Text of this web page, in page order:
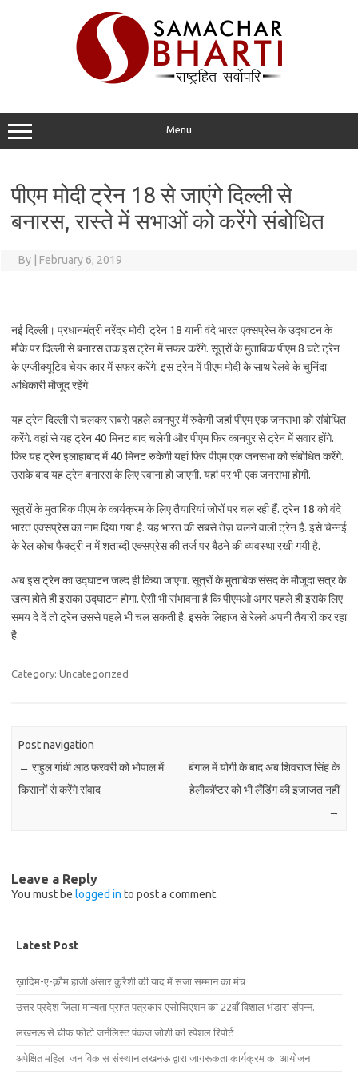
Menu
पीएम मोदी ट्रेन 18 से जाएंगे दिल्ली से
बनारस, रास्‍ते में सभाओं को करेंगे संबोधित
By February 6, 2019
नई दिल्ली। प्रधानमंत्री नरेंद्र मोदी ट्रेन 18 यानी वंदे भारत एक्‍सप्रेस के उद्घाटन के
मौके पर दिल्ली से बनारस तक इस ट्रेन में सफर करेंगे. सूत्रों के मुताबिक पीएम 8 घंटे ट्रेन
के एग्जीक्यूटिव चेयर कार में सफर करेंगे. इस ट्रेन में पीएम मोदी के साथ रेलवे के चुनिंदा
अधिकारी मौजूद रहेंगे.
यह ट्रेन दिल्ली से चलकर सबसे पहले कानपुर में रुकेगी जहां पीएम एक जनसभा को संबोधित
करेंगे. वहां से यह ट्रेन 40 मिनट बाद चलेगी और पीएम फिर कानपुर से ट्रेन में सवार होंगे.
फिर यह ट्रेन इलाहाबाद में 40 मिनट रुकेगी यहां फिर पीएम एक जनसभा को संबोधित करेंगे.
उसके बाद यह ट्रेन बनारस के लिए रवाना हो जाएगी. यहां पर भी एक जनसभा होगी.
सूत्रों के मुताबिक पीएम के कार्यक्रम के लिए तैयारियां जोरों पर चल रही हैं. ट्रेन 18 को वंदे
भारत एक्सप्रेस का नाम दिया गया है. यह भारत की सबसे तेज़ चलने वाली ट्रेन है. इसे चेन्नई
के रेल कोच फैक्ट्री न में शताब्दी एक्सप्रेस की तर्ज पर बैठने की व्यवस्था रखी गयी है.
अब इस ट्रेन का उद्घाटन जल्द ही किया जाएगा. सूत्रों के मुताबिक संसद के मौजूदा सत्र के
खत्म होते ही इसका उद्घाटन होगा. ऐसी भी संभावना है कि पीएमओ अगर पहले ही इसके लिए
समय दे दें तो ट्रेन उससे पहले भी चल सकती है. इसके लिहाज से रेलवे अपनी तैयारी कर रहा
है.
Category: Uncategorized
Post navigation
← राहुल गांधी आठ फरवरी को भोपाल में
किसानों से करेंगे संवाद
बंगाल में योगी के बाद अब शिवराज सिंह के
हेलीकॉप्टर को भी लैंडिंग की इजाजत नहीं
→
Leave a Reply
You must be logged in to post a comment.
Latest Post
ख़ादिम-ए-क़ौम हाजी अंसार कुरैशी की याद में सजा सम्मान का मंच
उत्तर प्रदेश जिला मान्यता प्राप्त पत्रकार एसोसिएशन का 22वाँ विशाल भंडारा संपन्न.
लखनऊ से चीफ फोटो जर्नलिस्ट पंकज जोशी की स्पेशल रिपोर्ट
अपेक्षित महिला जन विकास संस्थान लखनऊ द्वारा जागरूकता कार्यक्रम का आयोजन